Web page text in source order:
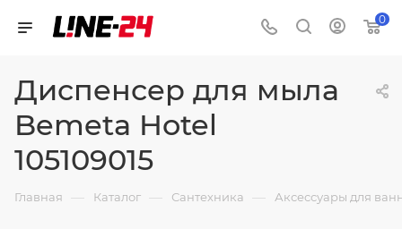
0
Диспенсер для мыла
Bemeta Hotel
105109015
Главная — Каталог — Сантехника — Аксессуары для